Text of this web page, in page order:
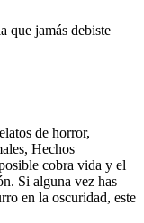
que jamás debiste
de horror,
Hechos
cobra vida y el
Si alguna vez has
en la oscuridad, este